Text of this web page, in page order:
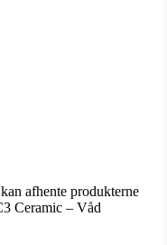
afhente produkterne
Ceramic – Våd